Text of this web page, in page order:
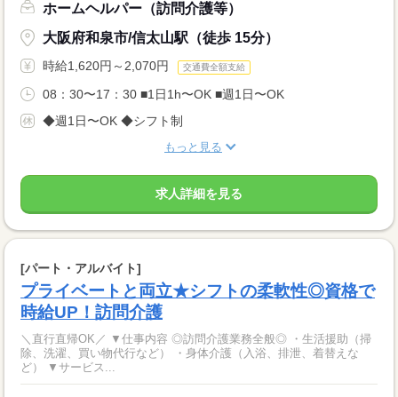
ホームヘルパー（訪問介護等）
大阪府和泉市/信太山駅（徒歩 15分）
時給1,620円～2,070円 交通費全額支給
08：30〜17：30 ■1日1h〜OK ■週1日〜OK
◆週1日〜OK ◆シフト制
もっと見る
求人詳細を見る
[パート・アルバイト]
プライベートと両立★シフトの柔軟性◎資格で
時給UP！訪問介護
＼直行直帰OK／ ▼仕事内容 ◎訪問介護業務全般◎ ・生活援助（掃
除、洗濯、買い物代行など） ・身体介護（入浴、排泄、着替えな
ど） ▼サービス...